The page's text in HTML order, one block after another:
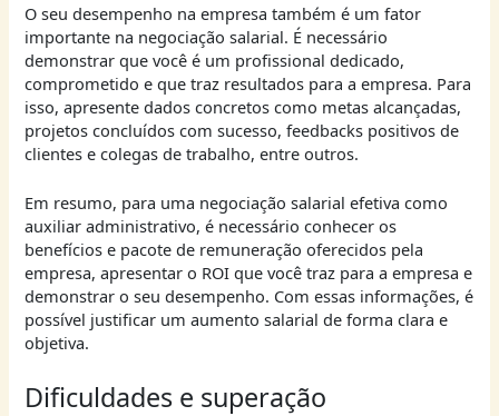
O seu desempenho na empresa também é um fator
importante na negociação salarial. É necessário
demonstrar que você é um profissional dedicado,
comprometido e que traz resultados para a empresa. Para
isso, apresente dados concretos como metas alcançadas,
projetos concluídos com sucesso, feedbacks positivos de
clientes e colegas de trabalho, entre outros.
Em resumo, para uma negociação salarial efetiva como
auxiliar administrativo, é necessário conhecer os
benefícios e pacote de remuneração oferecidos pela
empresa, apresentar o ROI que você traz para a empresa e
demonstrar o seu desempenho. Com essas informações, é
possível justificar um aumento salarial de forma clara e
objetiva.
Dificuldades e superação